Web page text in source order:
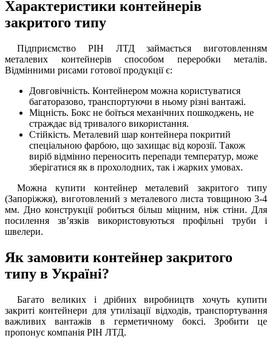
Характеристики контейнерів
закритого типу
Підприємство РІН ЛТД займається виготовленням
металевих контейнерів способом переробки металів.
Відмінними рисами готової продукції є:
Довговічність. Контейнером можна користуватися
багаторазово, транспортуючи в ньому різні вантажі.
Міцність. Бокс не боїться механічних пошкоджень, не
страждає від тривалого використання.
Стійкість. Металевий шар контейнера покритий
спеціальною фарбою, що захищає від корозії. Також
виріб відмінно переносить перепади температур, може
зберігатися як в прохолодних, так і жарких умовах.
Можна купити контейнер металевий закритого типу
(Запоріжжя), виготовлений з металевого листа товщиною 3-4
мм. Дно конструкції робиться більш міцним, ніж стіни. Для
посилення зв’язків використовуються профільні труби і
швелери.
Як замовити контейнер закритого
типу в Україні?
Багато великих і дрібних виробництв хочуть купити
закриті контейнери для утилізації відходів, транспортування
важливих вантажів в герметичному боксі. Зробити це
пропонує компанія РІН ЛТД.